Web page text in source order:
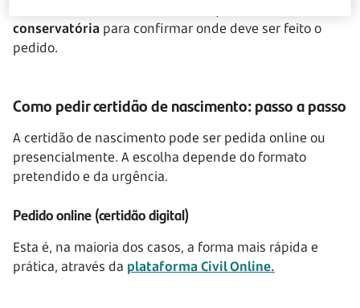
conservatória para confirmar onde deve ser feito o
pedido.
Como pedir certidão de nascimento: passo a passo
A certidão de nascimento pode ser pedida online ou
presencialmente. A escolha depende do formato
pretendido e da urgência.
Pedido online (certidão digital)
Esta é, na maioria dos casos, a forma mais rápida e
prática, através da plataforma Civil Online.